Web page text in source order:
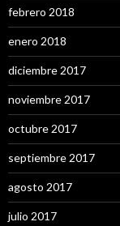
febrero 2018
enero 2018
diciembre 2017
noviembre 2017
octubre 2017
septiembre 2017
agosto 2017
julio 2017